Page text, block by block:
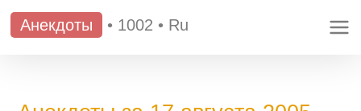
Анекдоты • 1002 • Ru